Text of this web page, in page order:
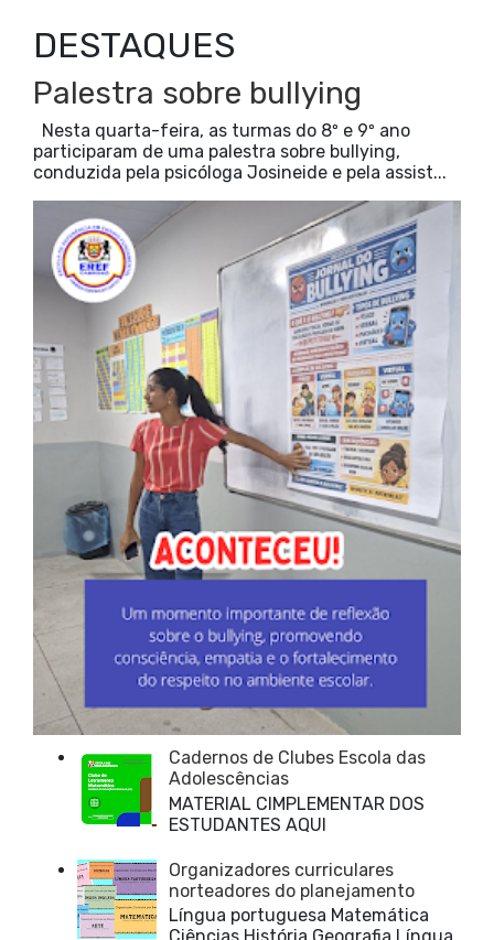
DESTAQUES
Palestra sobre bullying
Nesta quarta-feira, as turmas do 8º e 9º ano
participaram de uma palestra sobre bullying,
conduzida pela psicóloga Josineide e pela assist...
Cadernos de Clubes Escola das
Adolescências
MATERIAL CIMPLEMENTAR DOS
ESTUDANTES AQUI
Organizadores curriculares
norteadores do planejamento
Língua portuguesa Matemática